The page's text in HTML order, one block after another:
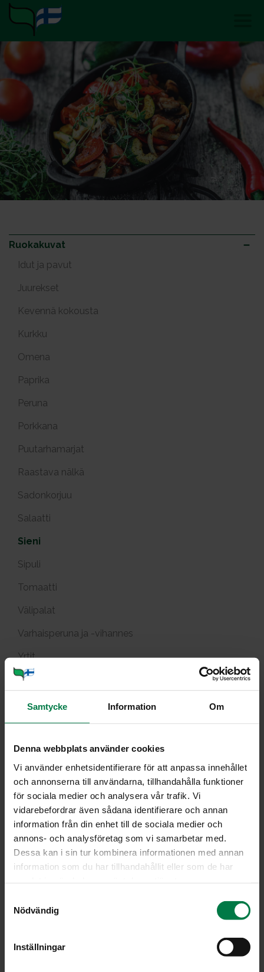
Samtycke Information Om
Denna webbplats använder cookies
Vi använder enhetsidentifierare för att anpassa innehållet
och annonserna till användarna, tillhandahålla funktioner
för sociala medier och analysera vår trafik. Vi
vidarebefordrar även sådana identifierare och annan
information från din enhet till de sociala medier och
annons- och analysföretag som vi samarbetar med.
Dessa kan i sin tur kombinera informationen med annan
information som du har tillhandahållit eller som de har
Nödvändig
Inställningar
Ruokakuvat
Idut ja pavut
Juurekset
Kevennä kokousta
Kurkku
Omena
Paprika
Peruna
Porkkana
Puutarhamarjat
Raastava nälkä
Sadonkorjuu
Salaatti
Sieni
Sipuli
Tomaatti
Välipalat
Varhaisperuna ja -vihannes
Yrtit
Tuotekuvat
Viljely ja tuotanto
Avo­ka­do­sa­laat­ti